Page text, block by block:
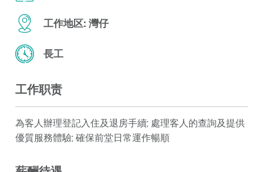
工作地区: 灣仔
長工
工作职责
為客人辦理登記入住及退房手續; 處理客人的查詢及提供
優質服務體驗; 確保前堂日常運作暢順